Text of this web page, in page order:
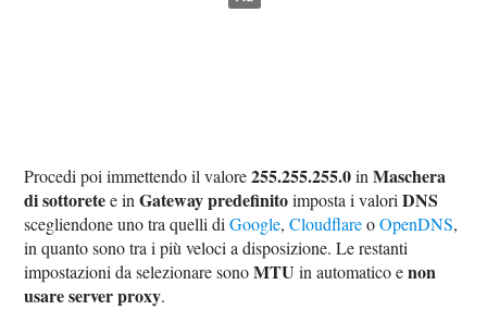
Procedi poi immettendo il valore255.255.255.0inMaschera
di sottoretee inGateway predefinitoimposta i valoriDNS
scegliendone uno tra quelli diGoogle,CloudflareoOpenDNS,
in quanto sono tra i più veloci a disposizione. Le restanti
impostazioni da selezionare sonoMTU in automatico enon
usare server proxy.